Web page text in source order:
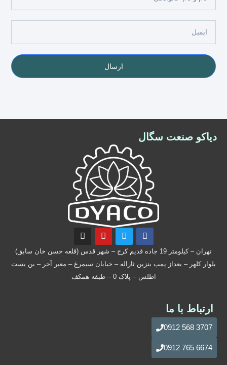
ارسال
دیاکو صنعت سگال
تهران – کیلومتر 19 جاده قدیم کرج – شهر قدس (قلعه حسن خان سابق)
بلوار کلهر – بعداز پمپ بنزین ثاراله – خیابان سیمرغ – معبر آخر – بن بست
اطلس – پلاک 0 – طبقه همکف
ارتباط با ما
3707 568 0912
6674 765 0912